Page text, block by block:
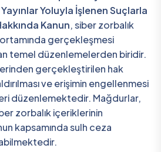
Yoluyla İşlenen Suçlarla
Kanun, siber zorbalık
gerçekleşmesi
temel düzenlemelerden biridir.
gerçekleştirilen hak
ve erişimin engellenmesi
düzenlemektedir. Mağdurlar,
zorbalık içeriklerinin
kapsamında sulh ceza